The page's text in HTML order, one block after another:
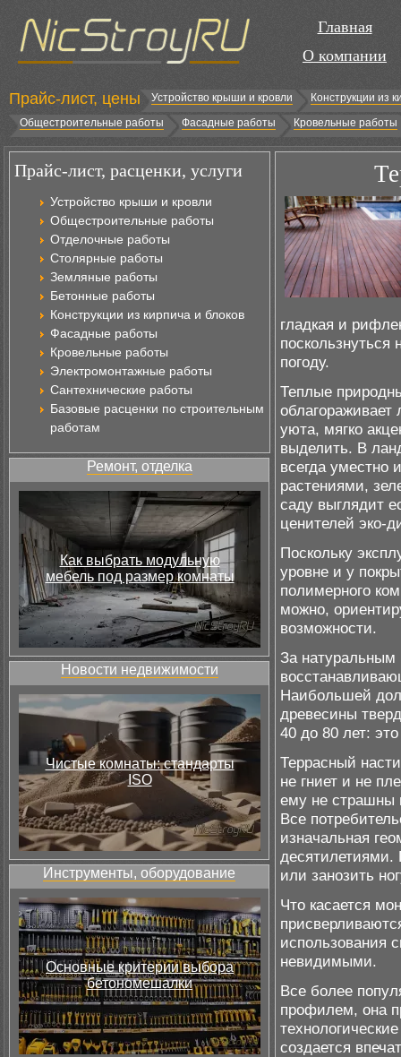
Главная
О компании
Прайс-лист, цены Устройство крыши и кровли
Конструкции из
Общестроительные работы
Фасадные работы Кровельные работы
Прайс-лист, расценки, услуги
Устройство крыши и кровли
Общестроительные работы
Отделочные работы
Столярные работы
Земляные работы
Бетонные работы
Конструкции из кирпича и блоков
Фасадные работы
Кровельные работы
Электромонтажные работы
Сантехнические работы
Базовые расценки по строительным
работам
Ремонт, отделка
Как выбрать модульную
мебель под размер комнаты
Новости недвижимости
Чистые комнаты: стандарты
ISO
Инструменты, оборудование
Основные критерии выбора
бетономешалки
гладкая и
погоду.
Теплые
уюта, мягко
выделить. В
всегда уместно
растениями,
саду выглядит
ценителей эко-
Поскольку
уровне и у
полимерного
можно,
возможности.
За натуральным
Наибольшей
древесины
40 до 80 лет:
Террасный
не гниет и не
ему не страшны
Все
изначальная
десятилетиями.
или занозить
Что касается
использования
невидимыми.
Все более
профилем, она
создается